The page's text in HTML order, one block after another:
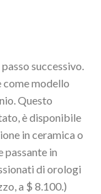
successivo.
come modello
Questo
è disponibile
in ceramica o
in
di orologi
a $ 8.100.)